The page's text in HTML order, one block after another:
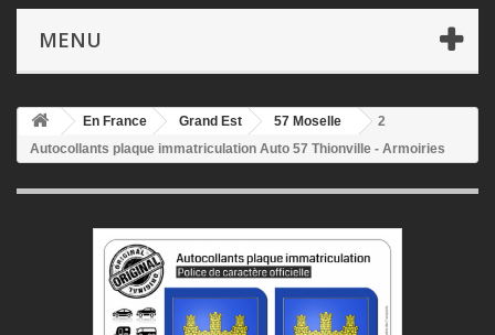
MENU
En France Grand Est 57 Moselle
2
Autocollants plaque immatriculation Auto 57 Thionville - Armoiries